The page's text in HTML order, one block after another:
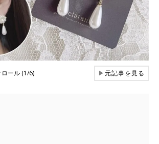
ール (1/6) ▶元記事を見る